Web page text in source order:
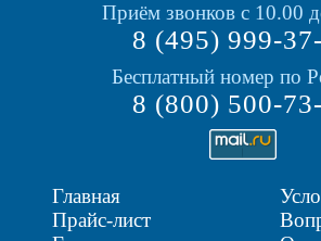
Приём звонков с 10.00
8 (495) 999-
Бесплатный номер по
8 (800) 500-
Главная
Прайс-лист